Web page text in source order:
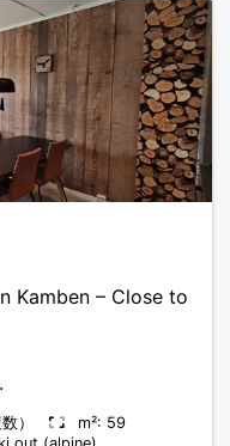
Kamben – Close to
）
m²: 59